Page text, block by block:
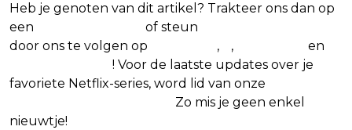
Heb je genoten van dit artikel? Trakteer ons dan op
een
of steun
door ons te volgen op
, ,
en
! Voor de laatste updates over je
favoriete Netflix-series, word lid van onze
Zo mis je geen enkel
nieuwtje!